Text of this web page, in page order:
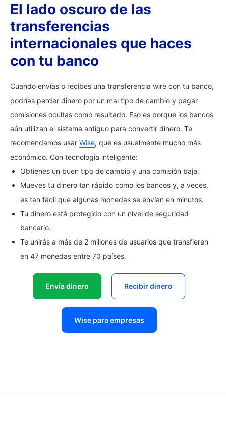
El lado oscuro de las
transferencias
internacionales que haces
con tu banco
Cuando envías o recibes una transferencia wire con tu banco,
podrías perder dinero por un mal tipo de cambio y pagar
comisiones ocultas como resultado. Eso es porque los bancos
aún utilizan el sistema antiguo para convertir dinero. Te
recomendamos usar Wise, que es usualmente mucho más
económico. Con tecnología inteligente:
Obtienes un buen tipo de cambio y una comisión baja.
Mueves tu dinero tan rápido como los bancos y, a veces,
es tan fácil que algunas monedas se envían en minutos.
Tu dinero está protegido con un nivel de seguridad
bancario.
Te unirás a más de 2 millones de usuarios que transfieren
en 47 monedas entre 70 países.
Envía dinero Recibir dinero
Wise para empresas